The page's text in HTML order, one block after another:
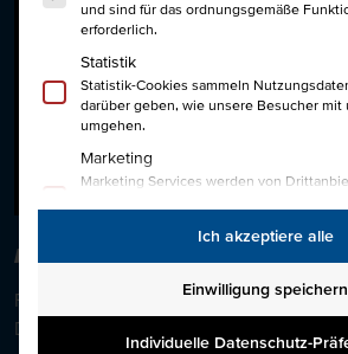
und sind für das ordnungsgemäße
erforderlich.
Statistik
Statistik-Cookies sammeln
darüber geben, wie unsere Besucher mit
umgehen.
Marketing
Marketing Services werden von
Inhalte von Videoplattformen und Social-
werden standardmäßig blockiert. Wenn
akzeptiert werden, ist für den Zugriff auf
Ich akzeptiere alle
Einwilligung speichern
Individuelle Datenschutz-
FREUNDE WERBEN FREUNDE
Freunde werben Freunde und dafür
Dankeschön!